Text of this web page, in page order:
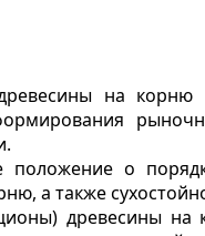
на корню
положение о
а также
древесины